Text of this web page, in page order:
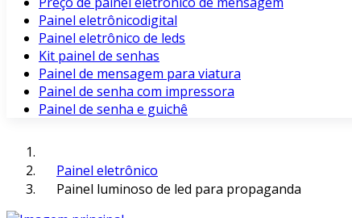
Painel eletrônicodigital
Painel eletrônico de leds
Kit painel de senhas
Painel de mensagem para viatura
Painel de senha com impressora
Painel de senha e guichê
Painel eletrônico
Painel luminoso de led para propaganda